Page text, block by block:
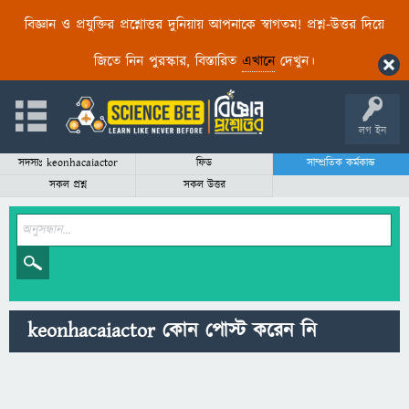
বিজ্ঞান ও প্রযুক্তির প্রশ্নোত্তর দুনিয়ায় আপনাকে স্বাগতম! প্রশ্ন-উত্তর দিয়ে
জিতে নিন পুরস্কার, বিস্তারিত এখানেদেখুন।
লগ ইন
সদস্যঃ keonhacaiactor ফিড
সাম্প্রতিক কর্মকান্ড
সকল প্রশ্ন
সকল উত্তর
keonhacaiactor কোন পোস্ট করেন নি